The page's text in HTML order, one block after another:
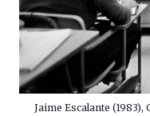
Jaime Escalante